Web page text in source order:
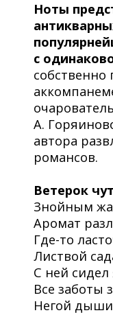
Ноты
с
собственно
А.
автора
романсов.
Ветерок
Знойным
Аромат
Где-то
Листвой
С ней сидел
Все заботы
Негой